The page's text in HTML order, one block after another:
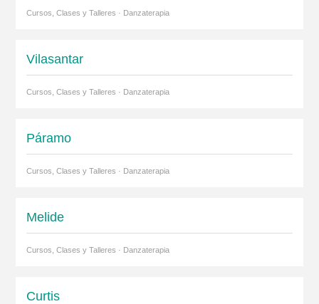
Cursos, Clases y Talleres · Danzaterapia
Vilasantar
Cursos, Clases y Talleres · Danzaterapia
Páramo
Cursos, Clases y Talleres · Danzaterapia
Melide
Cursos, Clases y Talleres · Danzaterapia
Curtis